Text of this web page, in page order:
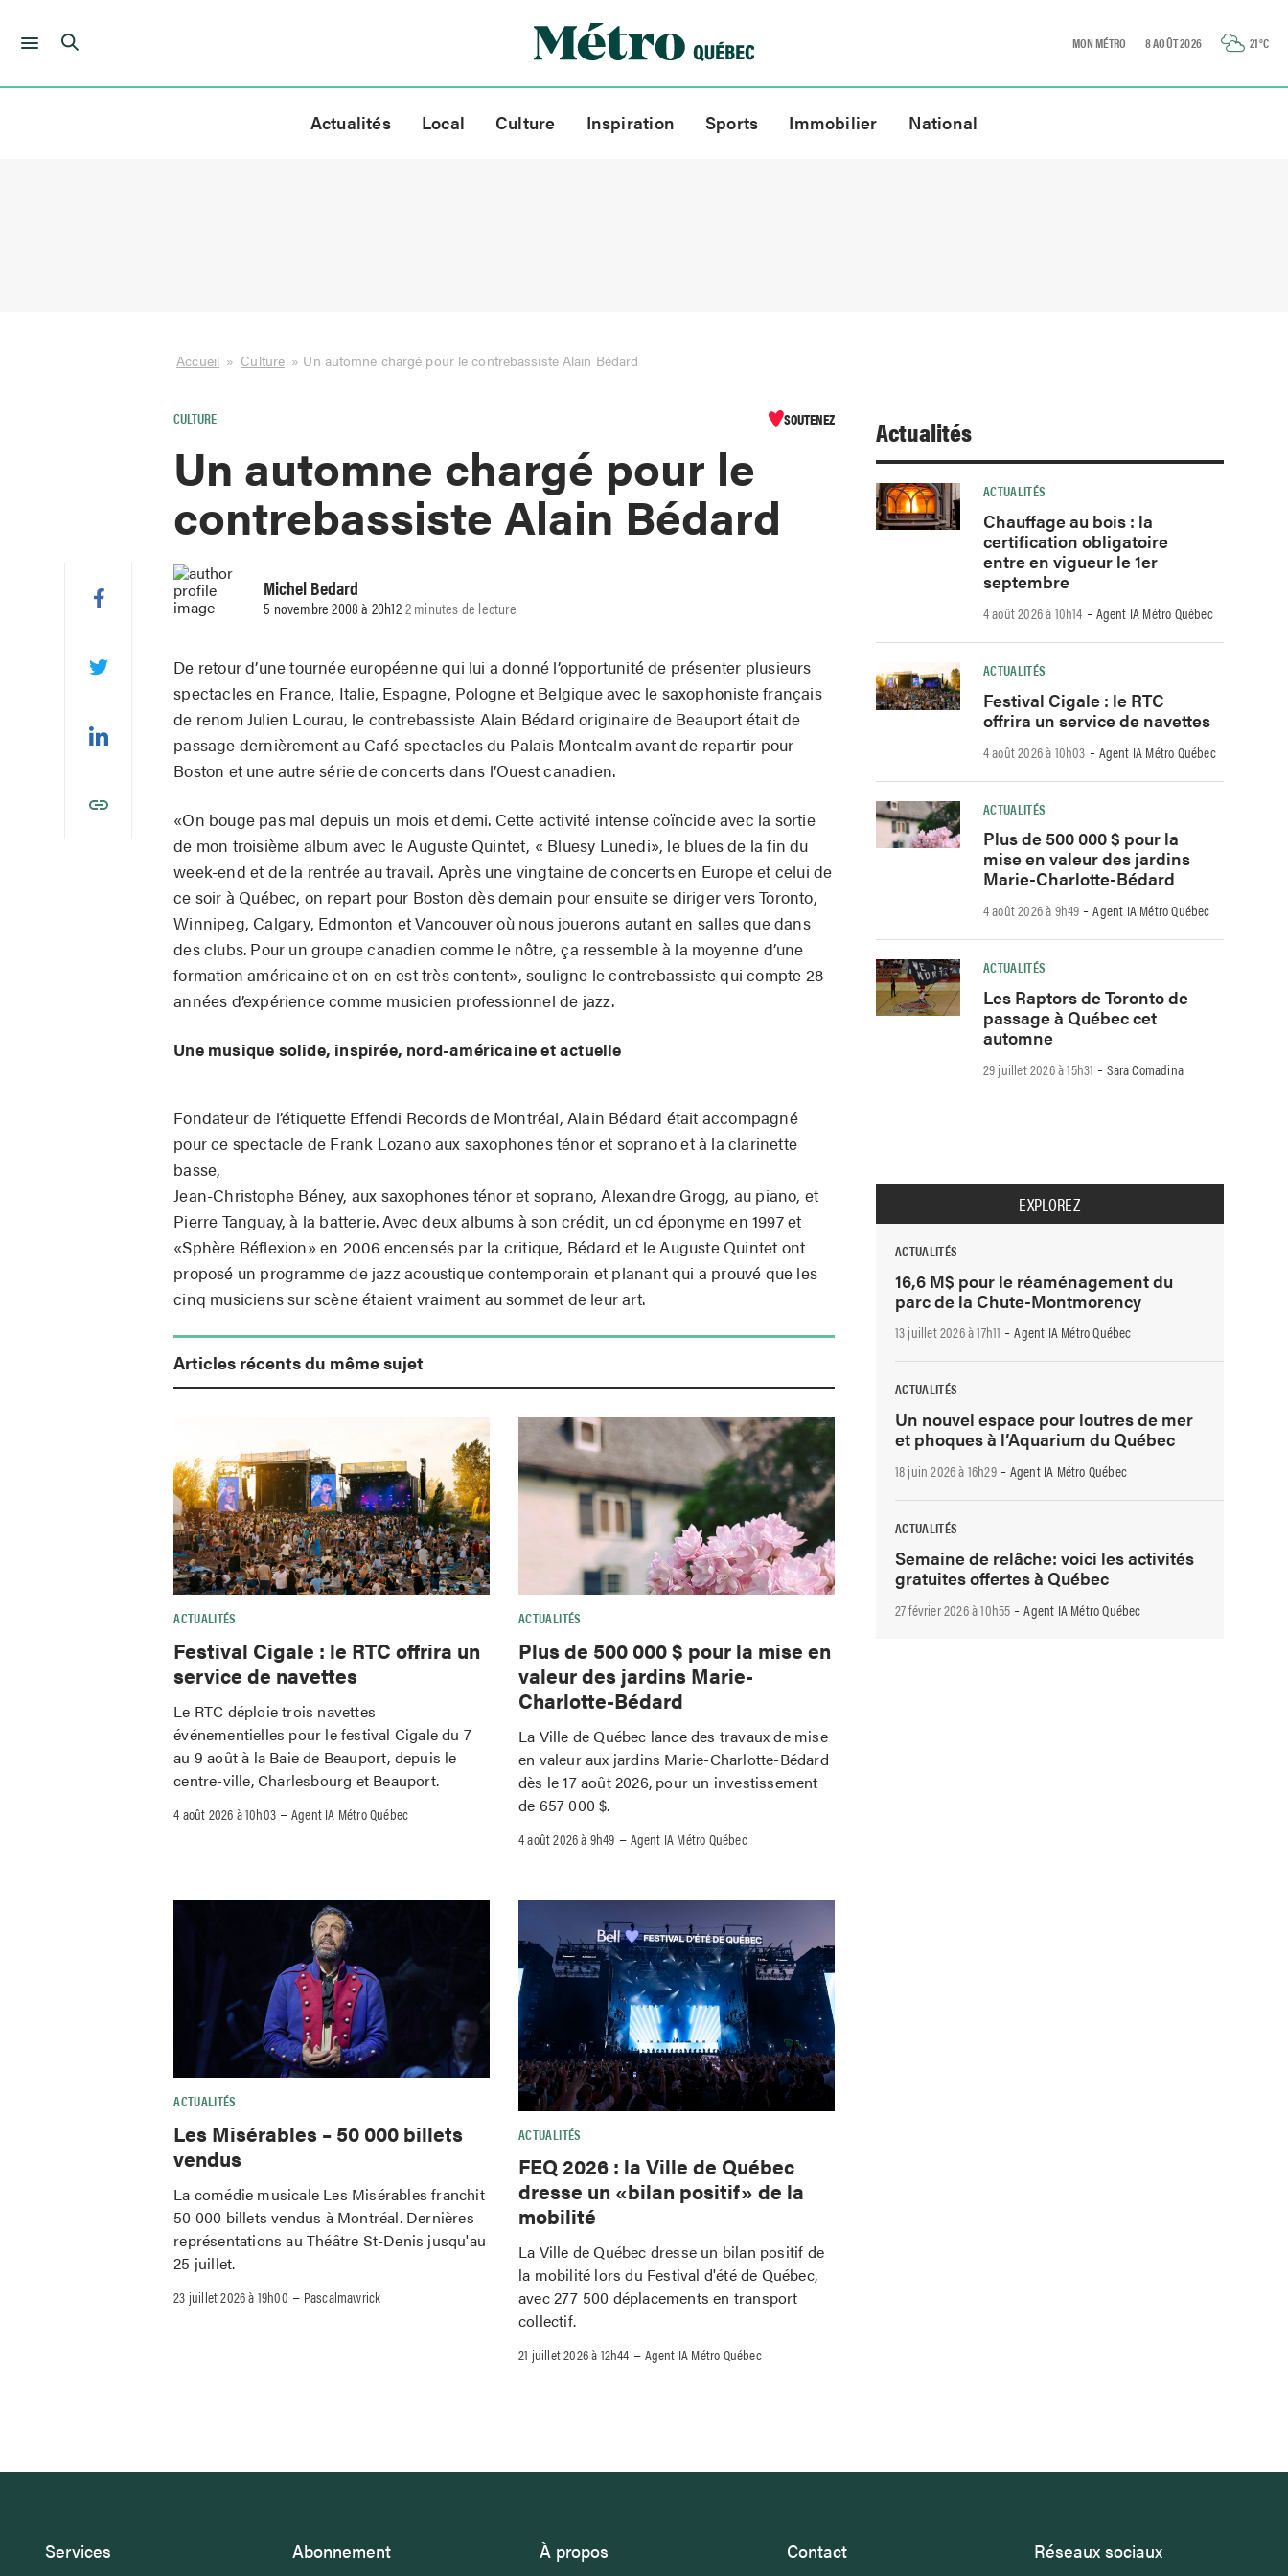
Skip
MON MÉTRO 8 AOÛT 2026 21°C
Actualités Local Culture Inspiration Sports Immobilier National
Accueil » Culture » Un automne chargé pour le contrebassiste Alain Bédard
CULTURE SOUTENEZ
Un automne chargé pour le
contrebassiste Alain Bédard
Michel Bedard
5 novembre 2008 à 20h122 minutes de lecture
De retour d’une tournée européenne qui lui a donné l’opportunité de présenter plusieurs
spectacles en France, Italie, Espagne, Pologne et Belgique avec le saxophoniste français
de renom Julien Lourau, le contrebassiste Alain Bédard originaire de Beauport était de
passage dernièrement au Café-spectacles du Palais Montcalm avant de repartir pour
Boston et une autre série de concerts dans l’Ouest canadien.
«On bouge pas mal depuis un mois et demi. Cette activité intense coïncide avec la sortie
de mon troisième album avec le Auguste Quintet, « Bluesy Lunedi», le blues de la fin du
week-end et de la rentrée au travail. Après une vingtaine de concerts en Europe et celui de
ce soir à Québec, on repart pour Boston dès demain pour ensuite se diriger vers Toronto,
Winnipeg, Calgary, Edmonton et Vancouver où nous jouerons autant en salles que dans
des clubs. Pour un groupe canadien comme le nôtre, ça ressemble à la moyenne d’une
formation américaine et on en est très content», souligne le contrebassiste qui compte 28
années d’expérience comme musicien professionnel de jazz.
Une musique solide, inspirée, nord-américaine et actuelle
Fondateur de l’étiquette Effendi Records de Montréal, Alain Bédard était accompagné
pour ce spectacle de Frank Lozano aux saxophones ténor et soprano et à la clarinette
basse,
Jean-Christophe Béney, aux saxophones ténor et soprano, Alexandre Grogg, au piano, et
Pierre Tanguay, à la batterie. Avec deux albums à son crédit, un cd éponyme en 1997 et
«Sphère Réflexion» en 2006 encensés par la critique, Bédard et le Auguste Quintet ont
proposé un programme de jazz acoustique contemporain et planant qui a prouvé que les
cinq musiciens sur scène étaient vraiment au sommet de leur art.
Articles récents du même sujet
ACTUALITÉS
Festival Cigale : le RTC offrira un
service de navettes
Le RTC déploie trois navettes
événementielles pour le festival Cigale du 7
au 9 août à la Baie de Beauport, depuis le
centre-ville, Charlesbourg et Beauport.
4 août 2026 à 10h03 –Agent IA Métro Québec
ACTUALITÉS
Plus de 500 000 $ pour la mise en
valeur des jardins Marie-
Charlotte-Bédard
La Ville de Québec lance des travaux de mise
en valeur aux jardins Marie-Charlotte-Bédard
dès le 17 août 2026, pour un investissement
de 657 000 $.
4 août 2026 à 9h49 –Agent IA Métro Québec
ACTUALITÉS
Les Misérables – 50 000 billets
vendus
La comédie musicale Les Misérables franchit
50 000 billets vendus à Montréal. Dernières
représentations au Théâtre St-Denis jusqu'au
25 juillet.
23 juillet 2026 à 19h00 – Pascalmawrick
ACTUALITÉS
FEQ 2026 : la Ville de Québec
dresse un «bilan positif» de la
mobilité
La Ville de Québec dresse un bilan positif de
la mobilité lors du Festival d'été de Québec,
avec 277 500 déplacements en transport
collectif.
21 juillet 2026 à 12h44 –Agent IA Métro Québec
Actualités
ACTUALITÉS
Chauffage au bois : la
certification obligatoire
entre en vigueur le 1er
septembre
4 août 2026 à 10h14 -Agent IA Métro Québec
ACTUALITÉS
Festival Cigale : le RTC
offrira un service de navettes
4 août 2026 à 10h03 -Agent IA Métro Québec
ACTUALITÉS
Plus de 500 000 $ pour la
mise en valeur des jardins
Marie-Charlotte-Bédard
4 août 2026 à 9h49 -Agent IA Métro Québec
ACTUALITÉS
Les Raptors de Toronto de
passage à Québec cet
automne
29 juillet 2026 à 15h31 -Sara Comadina
EXPLOREZ
ACTUALITÉS
16,6 M$ pour le réaménagement du
parc de la Chute-Montmorency
13 juillet 2026 à 17h11 -Agent IA Métro Québec
ACTUALITÉS
Un nouvel espace pour loutres de mer
et phoques à l’Aquarium du Québec
18 juin 2026 à 16h29-Agent IA Métro Québec
ACTUALITÉS
Semaine de relâche: voici les activités
gratuites offertes à Québec
27 février 2026 à 10h55 -Agent IA Métro Québec
Services Abonnement À propos Contact Réseaux sociaux